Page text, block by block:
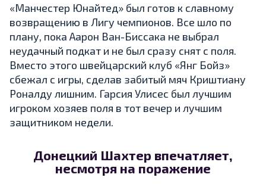
«Манчестер Юнайтед» был готов к славному
возвращению в Лигу чемпионов. Все шло по
плану, пока Аарон Ван-Биссака не выбрал
неудачный подкат и не был сразу снят с поля.
Вместо этого швейцарский клуб «Янг Бойз»
сбежал с игры, сделав забитый мяч Криштиану
Роналду лишним. Гарсия Улисес был лучшим
игроком хозяев поля в тот вечер и лучшим
защитником недели.
Донецкий Шахтер впечатляет,
несмотря на поражение